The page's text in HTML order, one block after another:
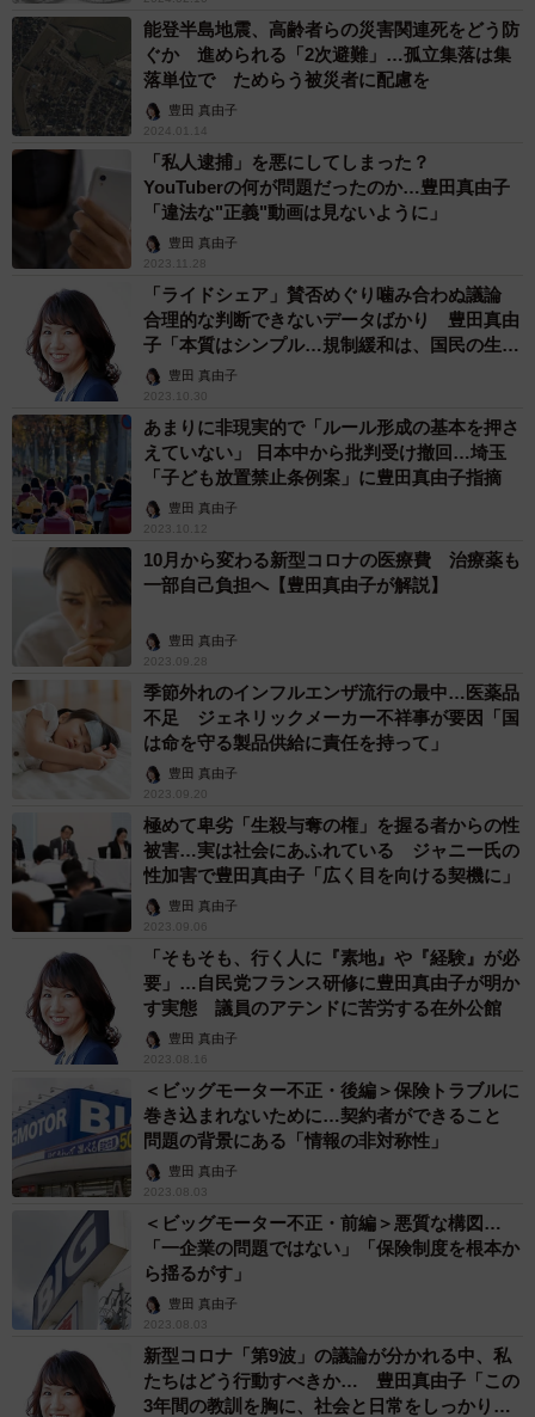
能登半島地震、高齢者らの災害関連死をどう防
ぐか 進められる「2次避難」…孤立集落は集
落単位で ためらう被災者に配慮を
豊田 真由子
2024.01.14
「私人逮捕」を悪にしてしまった？
YouTuberの何が問題だったのか…豊田真由子
「違法な"正義"動画は見ないように」
豊田 真由子
2023.11.28
「ライドシェア」賛否めぐり噛み合わぬ議論
合理的な判断できないデータばかり 豊田真由
子「本質はシンプル…規制緩和は、国民の生命
安全を最優先に」
豊田 真由子
2023.10.30
あまりに非現実的で「ルール形成の基本を押さ
えていない」 日本中から批判受け撤回…埼玉
「子ども放置禁止条例案」に豊田真由子指摘
豊田 真由子
2023.10.12
10月から変わる新型コロナの医療費 治療薬も
一部自己負担へ【豊田真由子が解説】
豊田 真由子
2023.09.28
季節外れのインフルエンザ流行の最中…医薬品
不足 ジェネリックメーカー不祥事が要因「国
は命を守る製品供給に責任を持って」
豊田 真由子
2023.09.20
極めて卑劣「生殺与奪の権」を握る者からの性
被害…実は社会にあふれている ジャニー氏の
性加害で豊田真由子「広く目を向ける契機に」
豊田 真由子
2023.09.06
「そもそも、行く人に『素地』や『経験』が必
要」…自民党フランス研修に豊田真由子が明か
す実態 議員のアテンドに苦労する在外公館
豊田 真由子
2023.08.16
＜ビッグモーター不正・後編＞保険トラブルに
巻き込まれないために…契約者ができること
問題の背景にある「情報の非対称性」
豊田 真由子
2023.08.03
＜ビッグモーター不正・前編＞悪質な構図…
「一企業の問題ではない」「保険制度を根本か
ら揺るがす」
豊田 真由子
2023.08.03
新型コロナ「第9波」の議論が分かれる中、私
たちはどう行動すべきか… 豊田真由子「この
3年間の教訓を胸に、社会と日常をしっかり回